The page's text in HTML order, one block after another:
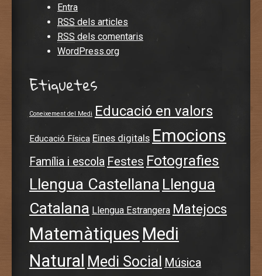
Entra
RSS dels articles
RSS dels comentaris
WordPress.org
Etiquetes
Coneixement del Medi Educació en valors
Educació Física Eines digitals Emocions
Família i escola Festes Fotografies
Llengua Castellana Llengua
Catalana Llengua Estrangera Matejocs
Matemàtiques Medi
Natural Medi Social Música